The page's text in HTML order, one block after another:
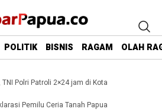
POLITIK BISNIS RAGAM OLAH
Polri Patroli 2×24 jam di Kota
Pemilu Ceria Tanah Papua